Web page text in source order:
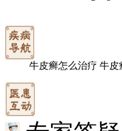
牛皮癣怎么治疗 牛皮